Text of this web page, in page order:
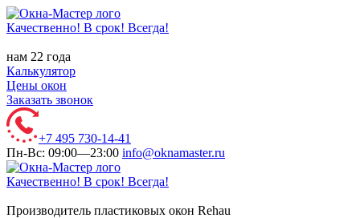
Качественно! В срок! Всегда!
нам 22 года
Калькулятор
Цены окон
Заказать звонок
+7 495 730-14-41
Пн-Вс: 09:00—23:00 info@oknamaster.ru
Качественно! В срок! Всегда!
Производитель пластиковых окон Rehau